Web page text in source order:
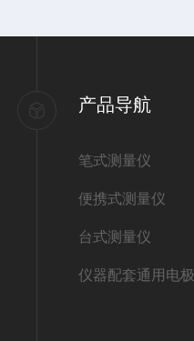
产品导航
笔式测量仪
便携式测量仪
台式测量仪
仪器配套通用电极